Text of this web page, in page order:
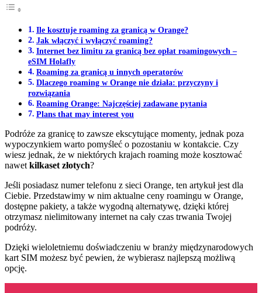
Ile kosztuje roaming za granicą w Orange?
Jak włączyć i wyłączyć roaming?
Internet bez limitu za granicą bez opłat roamingowych –
eSIM Holafly
Roaming za granicą u innych operatorów
Dlaczego roaming w Orange nie działa: przyczyny i
rozwiązania
Roaming Orange: Najczęściej zadawane pytania
Plans that may interest you
Podróże za granicę to zawsze ekscytujące momenty, jednak poza
wypoczynkiem warto pomyśleć o pozostaniu w kontakcie. Czy
wiesz jednak, że w niektórych krajach roaming może kosztować
nawet kilkaset złotych?
Jeśli posiadasz numer telefonu z sieci Orange, ten artykuł jest dla
Ciebie. Przedstawimy w nim aktualne ceny roamingu w Orange,
dostępne pakiety, a także wygodną alternatywę, dzięki której
otrzymasz nielimitowany internet na cały czas trwania Twojej
podróży.
Dzięki wieloletniemu doświadczeniu w branży międzynarodowych
kart SIM możesz być pewien, że wybierasz najlepszą możliwą
opcję.